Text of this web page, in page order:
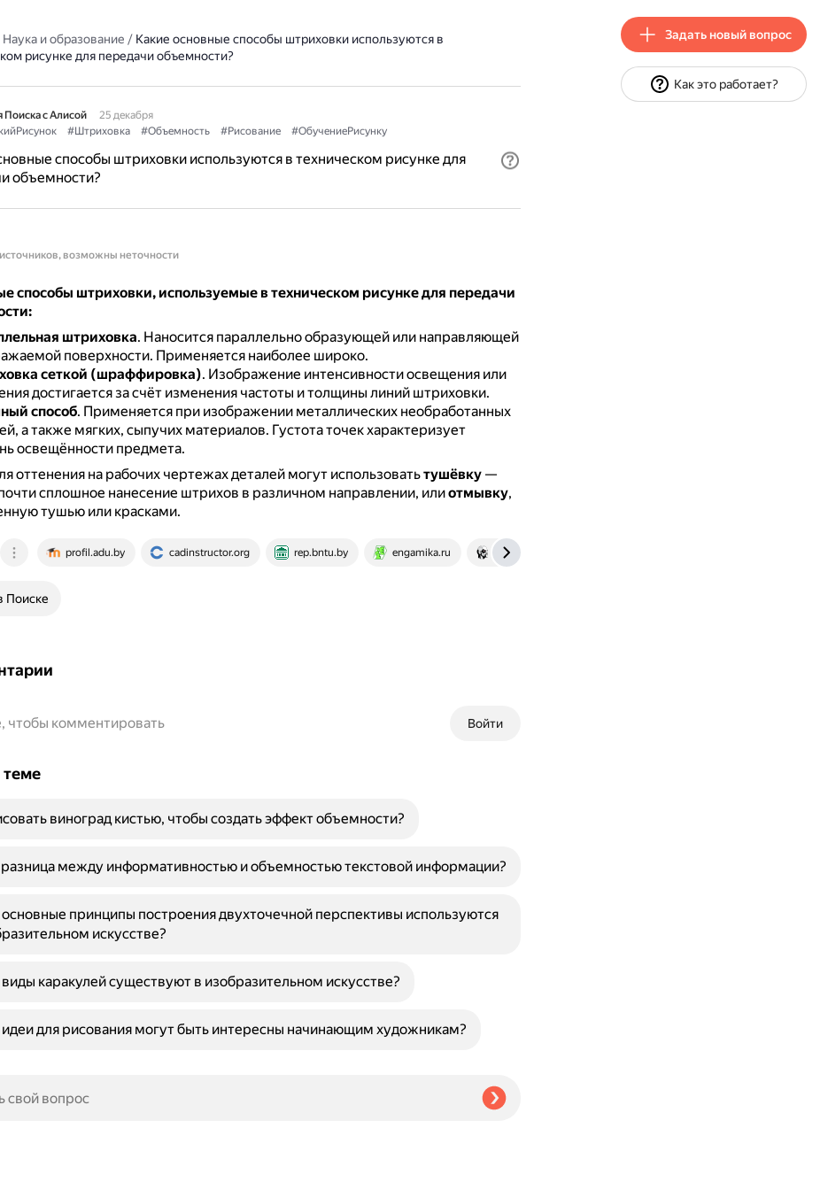
Наука и образование / Какие основные способы штриховки используются в
рисунке для передачи объемности?
Поиска с Алисой
25 декабря
#Штриховка #Объемность #Рисование #ОбучениеРисунку
способы штриховки используются в техническом рисунке для
объемности?
возможны неточности
способы штриховки, используемые в техническом рисунке для передачи
штриховка. Наносится параллельно образующей или направляющей
поверхности. Применяется наиболее широко.
сеткой (шраффировка). Изображение интенсивности освещения или
достигается за счёт изменения частоты и толщины линий штриховки.
способ. Применяется при изображении металлических необработанных
а также мягких, сыпучих материалов. Густота точек характеризует
освещённости предмета.
оттенения на рабочих чертежах деталей могут использоватьтушёвку—
сплошное нанесение штрихов в различном направлении, илиотмывку,
тушью или красками.
profil.adu.by cadinstructor.org rep.bntu.by engamika.ru cyberleninka.ru
Поиске
Войти
чтобы комментировать
виноград кистью, чтобы создать эффект объемности?
между информативностью и объемностью текстовой информации?
основные принципы построения двухточечной перспективы используются
искусстве?
каракулей существуют в изобразительном искусстве?
идеи для рисования могут быть интересны начинающим художникам?
Задать новый вопрос
Как это работает?